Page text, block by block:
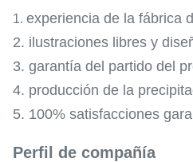
1. experiencia de la fábrica
2. ilustraciones libres y
3. garantía del partido del
4. producción de la
5. 100% satisfacciones
Perfil de compañía